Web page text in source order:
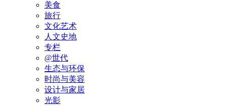
美食
旅行
文化艺术
人文史地
专栏
@世代
生态与环保
时尚与美容
设计与家居
光影